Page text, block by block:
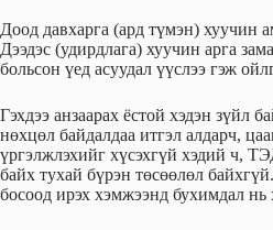
Доод давхарга (ард түмэн) хуучин
Дээдэс (удирдлага) хуучин арга
больсон үед асуудал үүслээ гэж
Гэхдээ анзаарах ёстой хэдэн зүйл
нөхцөл байдалдаа итгэл алдарч,
үргэлжлэхийг хүсэхгүй хэдий ч,
байх тухай бүрэн төсөөлөл
босоод ирэх хэмжээнд бухимдал нь